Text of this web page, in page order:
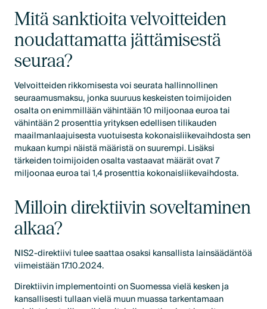
Mitä sanktioita velvoitteiden
noudattamatta jättämisestä
seuraa?
Velvoitteiden rikkomisesta voi seurata hallinnollinen
seuraamusmaksu, jonka suuruus keskeisten toimijoiden
osalta on enimmillään vähintään 10 miljoonaa euroa tai
vähintään 2 prosenttia yrityksen edellisen tilikauden
maailmanlaajuisesta vuotuisesta kokonaisliikevaihdosta sen
mukaan kumpi näistä määristä on suurempi. Lisäksi
tärkeiden toimijoiden osalta vastaavat määrät ovat 7
miljoonaa euroa tai 1,4 prosenttia kokonaisliikevaihdosta.
Milloin direktiivin soveltaminen
alkaa?
NIS2-direktiivi tulee saattaa osaksi kansallista lainsäädäntöä
viimeistään 17.10.2024.
Direktiivin implementointi on Suomessa vielä kesken ja
kansallisesti tullaan vielä muun muassa tarkentamaan